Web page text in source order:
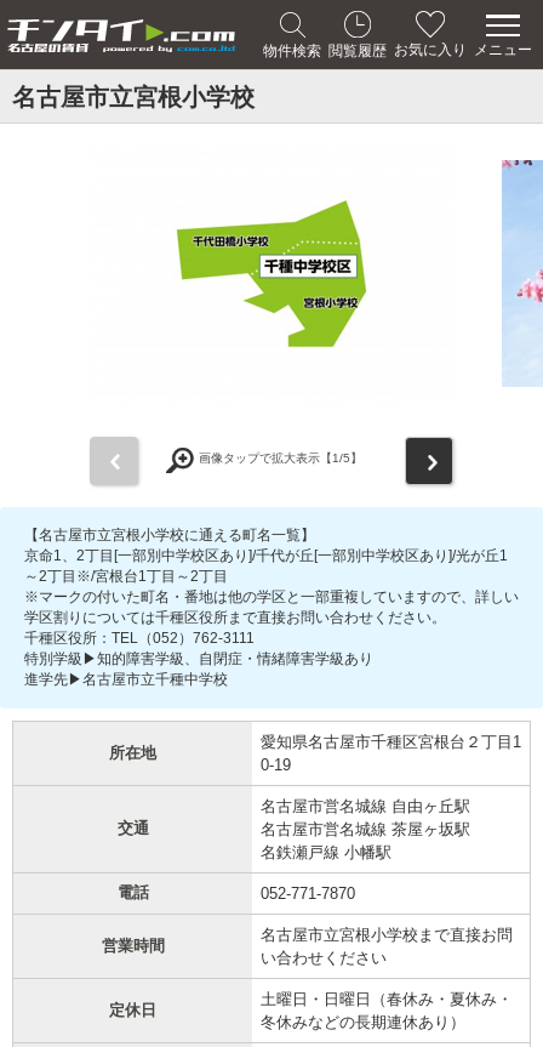
物件検索 閲覧履歴 お気に入り メニュー
名古屋市立宮根小学校
画像タップで拡大表示【1/5】
【名古屋市立宮根小学校に通える町名一覧】
京命1、2丁目[一部別中学校区あり]/千代が丘[一部別中学校区あり]/光が丘1
～2丁目※/宮根台1丁目～2丁目
※マークの付いた町名・番地は他の学区と一部重複していますので、詳しい
学区割りについては千種区役所まで直接お問い合わせください。
千種区役所：TEL（052）762-3111
特別学級▶知的障害学級、自閉症・情緒障害学級あり
進学先▶名古屋市立千種中学校
所在地
愛知県名古屋市千種区宮根台２丁目1
0-19
交通
名古屋市営名城線 自由ヶ丘駅
名古屋市営名城線 茶屋ヶ坂駅
名鉄瀬戸線 小幡駅
電話 052-771-7870
営業時間
名古屋市立宮根小学校まで直接お問
い合わせください
定休日
土曜日・日曜日（春休み・夏休み・
冬休みなどの長期連休あり）